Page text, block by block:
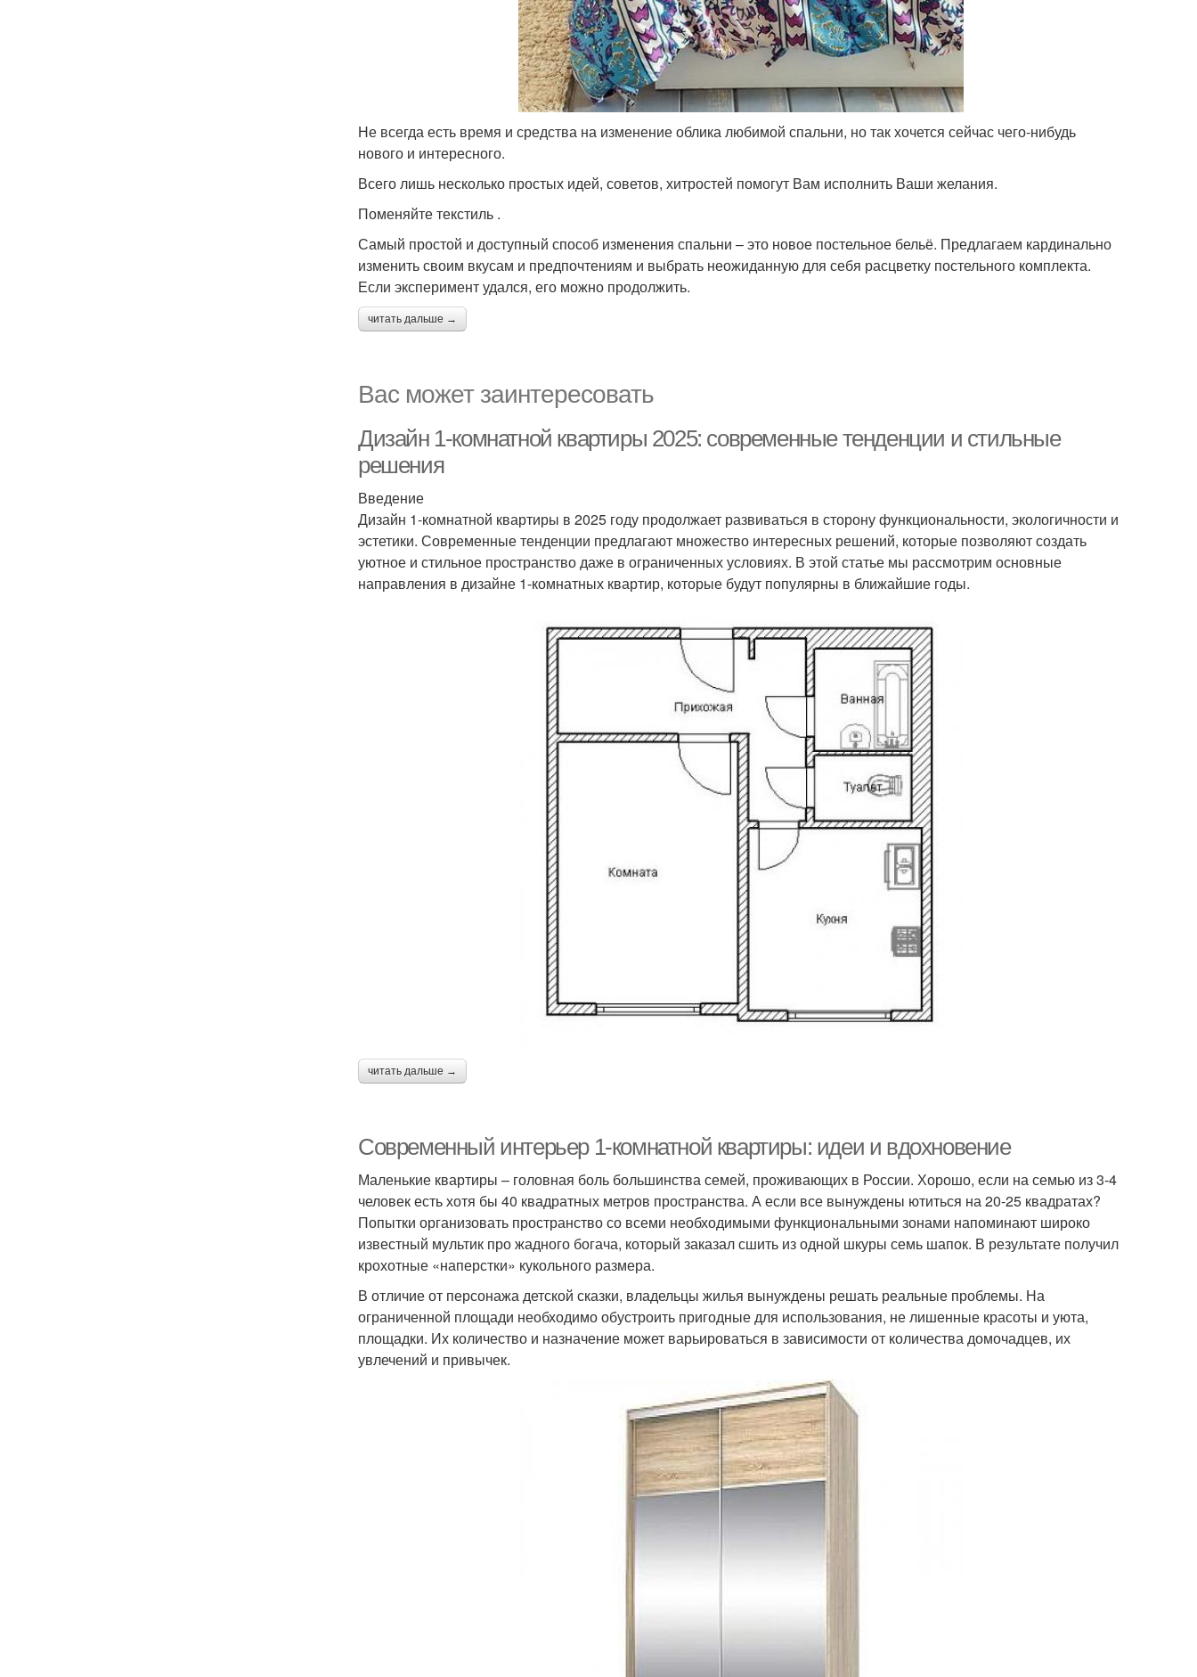
Не всегда есть время и средства на изменение облика любимой спальни, но так хочется сейчас чего-нибудь
нового и интересного.
Всего лишь несколько простых идей, советов, хитростей помогут Вам исполнить Ваши желания.
Поменяйте текстиль .
Самый простой и доступный способ изменения спальни – это новое постельное бельё. Предлагаем кардинально
изменить своим вкусам и предпочтениям и выбрать неожиданную для себя расцветку постельного комплекта.
Если эксперимент удался, его можно продолжить.
читать дальше →
Вас может заинтересовать
Дизайн 1-комнатной квартиры 2025: современные тенденции и стильные
решения
Введение
Дизайн 1-комнатной квартиры в 2025 году продолжает развиваться в сторону функциональности, экологичности и
эстетики. Современные тенденции предлагают множество интересных решений, которые позволяют создать
уютное и стильное пространство даже в ограниченных условиях. В этой статье мы рассмотрим основные
направления в дизайне 1-комнатных квартир, которые будут популярны в ближайшие годы.
читать дальше →
Современный интерьер 1-комнатной квартиры: идеи и вдохновение
Маленькие квартиры – головная боль большинства семей, проживающих в России. Хорошо, если на семью из 3-4
человек есть хотя бы 40 квадратных метров пространства. А если все вынуждены ютиться на 20-25 квадратах?
Попытки организовать пространство со всеми необходимыми функциональными зонами напоминают широко
известный мультик про жадного богача, который заказал сшить из одной шкуры семь шапок. В результате получил
крохотные «наперстки» кукольного размера.
В отличие от персонажа детской сказки, владельцы жилья вынуждены решать реальные проблемы. На
ограниченной площади необходимо обустроить пригодные для использования, не лишенные красоты и уюта,
площадки. Их количество и назначение может варьироваться в зависимости от количества домочадцев, их
увлечений и привычек.